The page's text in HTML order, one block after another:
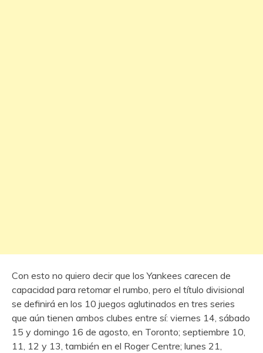
Con esto no quiero decir que los Yankees carecen de
capacidad para retomar el rumbo, pero el título divisional
se definirá en los 10 juegos aglutinados en tres series
que aún tienen ambos clubes entre sí: viernes 14, sábado
15 y domingo 16 de agosto, en Toronto; septiembre 10,
11, 12 y 13, también en el Roger Centre; lunes 21,